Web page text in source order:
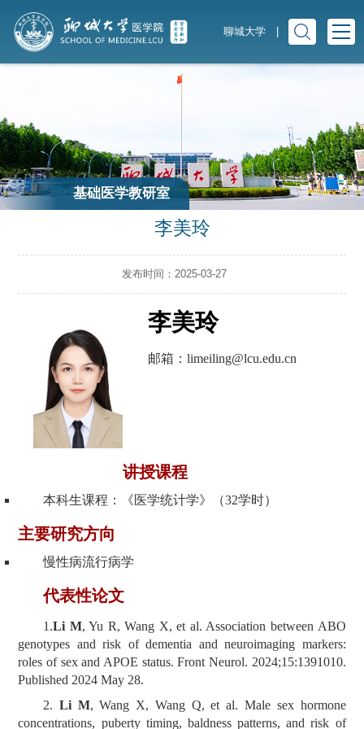
聊城大学
基础医学教研室
李美玲
发布时间：2025-03-27
李美玲
邮箱： limeiling@lcu.edu.cn
讲授课程
本科生课程：《医学统计学》（32学时）
主要研究方向
慢性病流行病学
代表性论文
1.Li M, Yu R, Wang X, et al. Association between ABO
genotypes and risk of dementia and neuroimaging markers:
roles of sex and APOE status. Front Neurol. 2024;15:1391010.
Published 2024 May 28.
2. Li M, Wang X, Wang Q, et al. Male sex hormone
concentrations, puberty timing, baldness patterns, and risk of